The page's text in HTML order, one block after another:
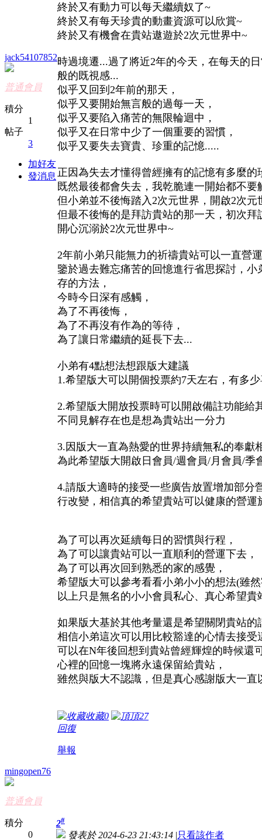
jack54107852
普通會員
積分
1
帖子
3
加好友
發消息
終於又有動力可以每天繼續奴了~
終於又有每天珍貴的動畫資源可以欣賞~
終於又有機會在貴站遨遊於2次元世界中~
時過境遷...過了將近2年的今天，在每天的
般的既視感...
似乎又回到2年前的那天，
似乎又要開始無言般的過每一天，
似乎又要陷入痛苦的無限輪迴中，
似乎又在日常中少了一個重要的習慣，
似乎又要失去寶貴、珍重的記憶.....
正因為失去才懂得曾經擁有的記憶有多麼的
既然最後都會失去，我乾脆連一開始都不
但小弟並不後悔踏入2次元世界，開啟2次
但最不後悔的是拜訪貴站的那一天，初次
開心沉溺於2次元世界中~
2年前小弟只能無力的祈禱貴站可以一直營
鑒於過去難忘痛苦的回憶進行省思探討，
存的方法，
今時今日深有感觸，
為了不再後悔，
為了不再沒有作為的等待，
為了讓日常繼續的延長下去...
小弟有4點想法想跟版大建議
1.希望版大可以開個投票約7天左右，有多
2.希望版大開放投票時可以開啟備註功能
不同見解存在也是想為貴站出一分力
3.因版大一直為熱愛的世界持續無私的奉
為此希望版大開啟日會員/週會員/月會員/季
4.請版大適時的接受一些廣告放置增加部
行改變，相信真的希望貴站可以健康的營
為了可以再次延續每日的習慣與行程，
為了可以讓貴站可以一直順利的營運下去，
為了可以再次回到熟悉的家的感覺，
希望版大可以參考看看小弟小小的想法(雖
以上只是無名的小小會員私心、真心希望
如果版大基於其他考量還是希望關閉貴站的
相信小弟這次可以用比較豁達的心情去接受
可以在N年後回想到貴站曾經輝煌的時候還
心裡的回憶一塊將永遠保留給貴站，
雖然與版大不認識，但是真心感謝版大一
收藏0 頂27
回復
舉報
mingopen76
普通會員
積分
0
2#
發表於 2024-6-23 21:43:14 |只看該作者